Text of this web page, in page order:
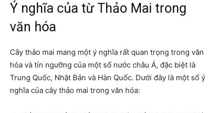
Ý nghĩa của từ Thảo Mai trong
văn hóa
Cây thảo mai mang một ý nghĩa rất quan trọng trong văn
hóa và tín ngưỡng của một số nước châu Á, đặc biệt là
Trung Quốc, Nhật Bản và Hàn Quốc. Dưới đây là một số ý
nghĩa của cây thảo mai trong văn hóa: